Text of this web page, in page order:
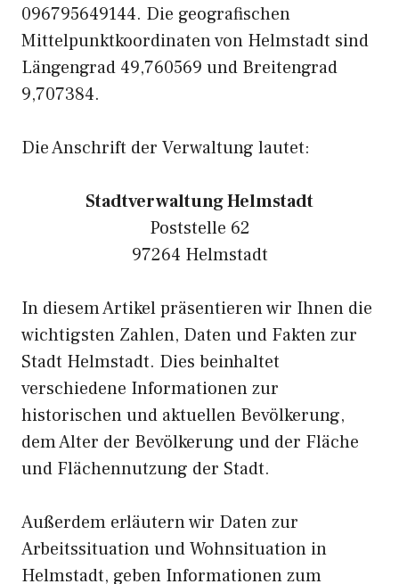
096795649144. Die geografischen
Mittelpunktkoordinaten von Helmstadt sind
Längengrad 49,760569 und Breitengrad
9,707384.
Die Anschrift der Verwaltung lautet:
Stadtverwaltung Helmstadt
Poststelle 62
97264 Helmstadt
In diesem Artikel präsentieren wir Ihnen die
wichtigsten Zahlen, Daten und Fakten zur
Stadt Helmstadt. Dies beinhaltet
verschiedene Informationen zur
historischen und aktuellen Bevölkerung,
dem Alter der Bevölkerung und der Fläche
und Flächennutzung der Stadt.
Außerdem erläutern wir Daten zur
Arbeitssituation und Wohnsituation in
Helmstadt, geben Informationen zum